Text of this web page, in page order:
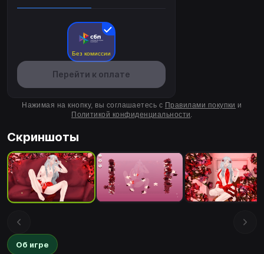
Без комиссии
Перейти к оплате
Нажимая на кнопку, вы соглашаетесь с Правилами покупки и
Политикой конфиденциальности.
Скриншоты
Об игре